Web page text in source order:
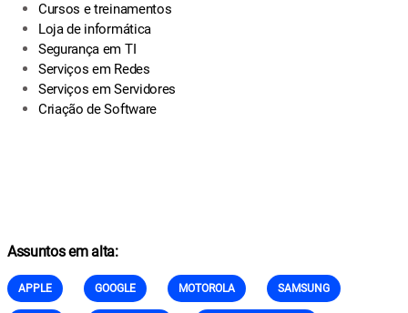
Cursos e treinamentos
Loja de informática
Segurança em TI
Serviços em Redes
Serviços em Servidores
Criação de Software
Assuntos em alta:
APPLE GOOGLE MOTOROLA SAMSUNG